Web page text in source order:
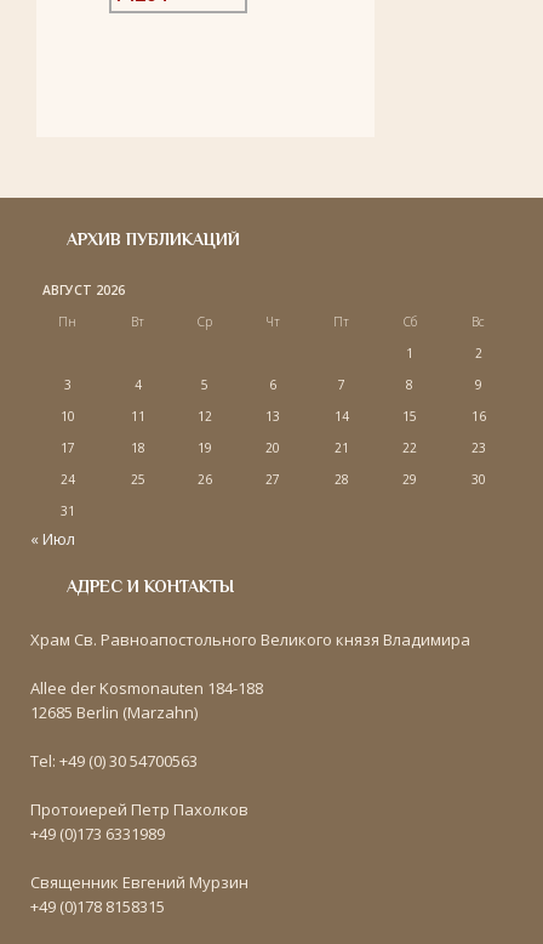
АРХИВ ПУБЛИКАЦИЙ
АВГУСТ 2026
Пн
Вт Ср Чт Пт Сб
Вс
1
2
3
4 5 6 7 8
9
10
11 12 13 14 15
16
17
18 19 20 21 22
23
24
25 26 27 28 29
30
31
« Июл
АДРЕС И КОНТАКТЫ
Храм Св. Равноапостольного Великого князя Владимира
Allee der Kosmonauten 184-188
12685 Berlin (Marzahn)
Tel: +49 (0) 30 54700563
Протоиерей Петр Пахолков
+49 (0)173 6331989
Священник Евгений Мурзин
+49 (0)178 8158315